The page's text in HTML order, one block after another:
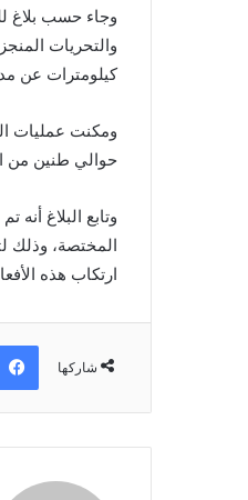
وجاء حسب بلاغ
كيلومترات عن
حوالي طنين من
وتابع البلاغ
المختصة، وذلك
ارتكاب هذه
شاركها